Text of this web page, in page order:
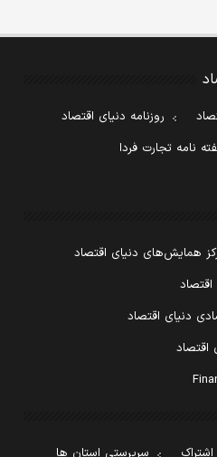
روزنامه دنیای اقتصاد
نامه تجارت فردا
همایش‌های دنیای اقتصاد
دنیای اقتصاد
اقتصاد